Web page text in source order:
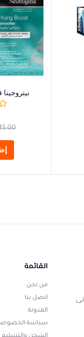
القائمة
من نحن
اتصل بنا
المدونة
سياسة